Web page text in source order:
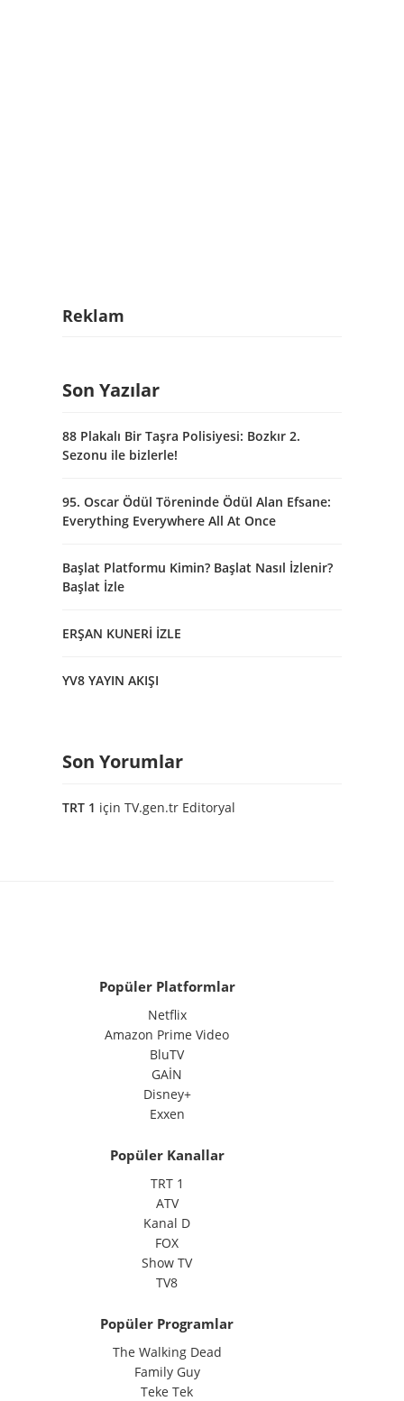
Reklam
Son Yazılar
88 Plakalı Bir Taşra Polisiyesi: Bozkır 2.
Sezonu ile bizlerle!
95. Oscar Ödül Töreninde Ödül Alan Efsane:
Everything Everywhere All At Once
Başlat Platformu Kimin? Başlat Nasıl İzlenir?
Başlat İzle
ERŞAN KUNERİ İZLE
YV8 YAYIN AKIŞI
Son Yorumlar
TRT 1 için TV.gen.tr Editoryal
Popüler Platformlar
Netflix
Amazon Prime Video
BluTV
GAİN
Disney+
Exxen
Popüler Kanallar
TRT 1
ATV
Kanal D
FOX
Show TV
TV8
Popüler Programlar
The Walking Dead
Family Guy
Teke Tek